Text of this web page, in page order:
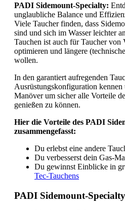
PADI Sidemount-Specialty:
unglaubliche Balance und
Viele Taucher finden, dass
sind und sich im Wasser leichter
Tauchen ist auch für Taucher
optimieren und längere
wollen.
In den garantiert aufregenden
Ausrüstungskonfiguration kennen
Manöver um sicher alle Vorteile
genießen zu können.
Hier die Vorteile des PADI
zusammengefasst:
Du erlebst eine andere
Du verbesserst dein Gas-
Du gewinnst Einblicke in
Tec-Tauchens
PADI Sidemount-